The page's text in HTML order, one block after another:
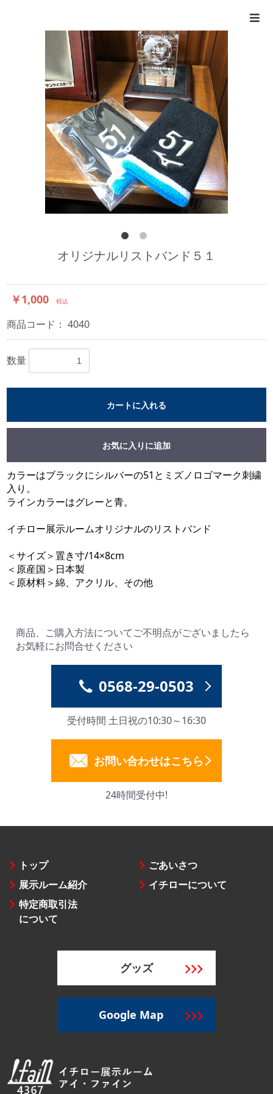
オリジナルリストバンド５１
￥1,000 税込
商品コード：4040
数量
カートに入れる
お買い物を続ける カートへ進む
お気に入りに追加
カラーはブラックにシルバーの51とミズノロゴマーク刺繍
入り。
ラインカラーはグレーと青。
イチロー展示ルームオリジナルのリストバンド
＜サイズ＞置き寸/14×8cm
＜原産国＞日本製
＜原材料＞綿、アクリル、その他
商品、ご購入方法についてご不明点がございましたら
お気軽にお問合せください
0568-29-0503
受付時間 土日祝の10:30～16:30
お問い合わせはこちら
24時間受付中!
トップ
ごあいさつ
展示ルーム紹介
イチローについて
特定商取引法
について
グッズ
Google Map